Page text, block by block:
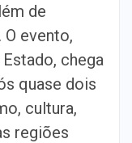
de
evento,
chega
quase dois
cultura,
regiões